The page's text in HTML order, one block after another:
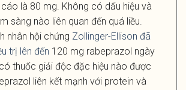
là 80 mg. Không có dấu hiệu và
sàng nào liên quan đến quá liều.
nhân hội chứng Zollinger-Ellison đã
trị lên đến 120 mg rabeprazol ngày
thuốc giải độc đặc hiệu nào được
liên kết mạnh với protein và